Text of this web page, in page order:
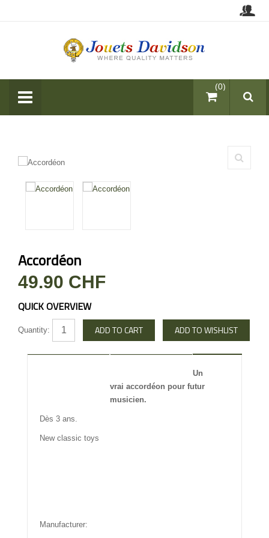
items (0)
Accordéon
49.90 CHF
QUICK OVERVIEW
Quantity:
Un
vrai accordéon pour futur
musicien.
Dès 3 ans.
New classic toys
Manufacturer: